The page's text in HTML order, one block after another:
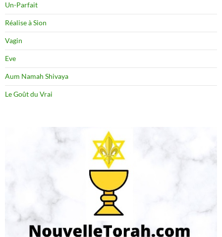
Un-Parfait
Réalise à Sion
Vagin
Eve
Aum Namah Shivaya
Le Goût du Vrai